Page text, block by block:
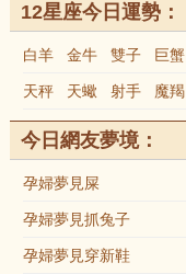
12星座今日運勢：
白羊 金牛 雙子 巨蟹
天秤 天蠍 射手 魔羯
今日網友夢境：
孕婦夢見屎
孕婦夢見抓兔子
孕婦夢見穿新鞋